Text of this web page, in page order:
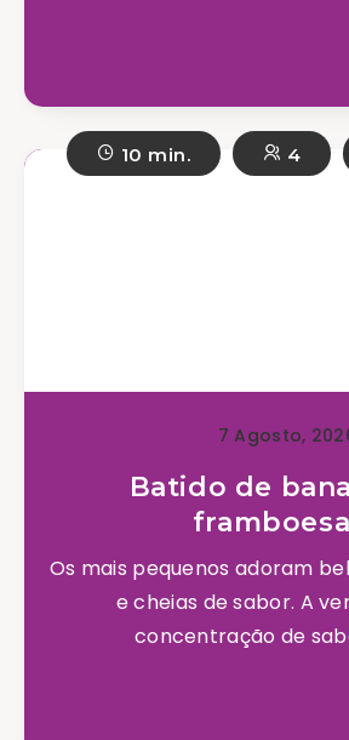
10 min. 4
7 Agosto,
Batido de
framboesa
Os mais pequenos adoram
e cheias de sabor. A
concentração de